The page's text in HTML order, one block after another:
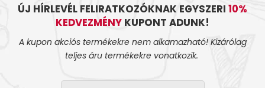
ÚJ HÍRLEVÉL FELIRATKOZÓKNAK EGYSZERI 10%
KEDVEZMÉNY KUPONT ADUNK!
A kupon akciós termékekre nem alkamazható! Kizárólag
teljes áru termékekre vonatkozik.